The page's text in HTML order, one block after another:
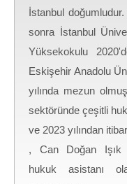
İstanbul
sonra İstanbul
Yüksekokulu
Eskişehir Anadolu
yılında mezun
sektöründe çeşitli
ve 2023 yılından
, Can Doğan Işık
hukuk asistanı